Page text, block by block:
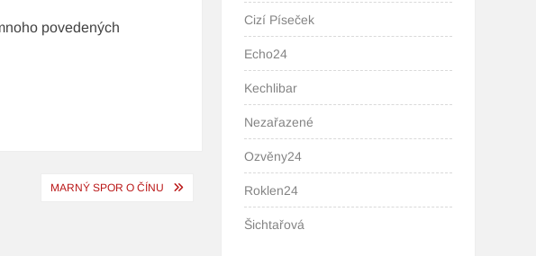
povedených
MARNÝ SPOR O ČÍNU
Cizí Píseček
Echo24
Kechlibar
Nezařazené
Ozvěny24
Roklen24
Šichtařová